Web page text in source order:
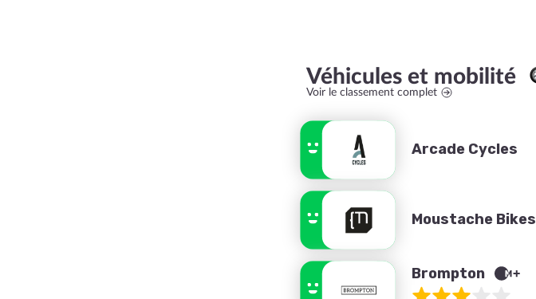
Véhicules et mobilité
Voir le classement complet
Arcade Cycles
Moustache Bikes
Brompton